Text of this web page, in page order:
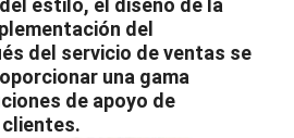
estilo, el diseño de la
del
del servicio de ventas se
una gama
de apoyo de